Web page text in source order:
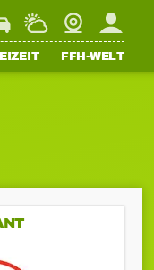
WetterWebcamMein FFH
FFH-WELT